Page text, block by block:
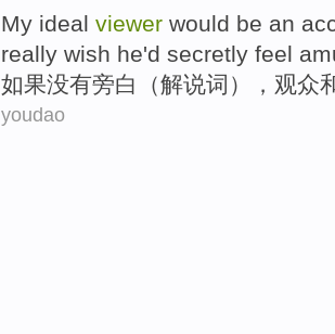
My ideal viewer would be an
really wish he'd secretly feel
如果没有旁白（解说词）， 观众
youdao